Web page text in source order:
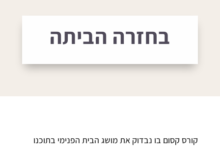
בחזרה הביתה
קורס קסום בו נבדוק את מושג הבית הפנימי בתוכנו